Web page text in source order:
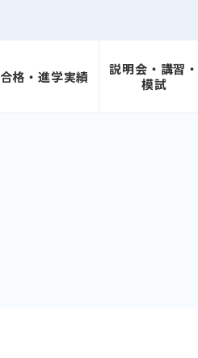
合格・進学実績
説明会・講習・
模試